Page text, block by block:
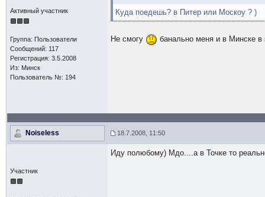
Активный участник
Группа: Пользователи
Сообщений: 117
Регистрация: 3.5.2008
Из: Минск
Пользователь №: 194
Куда поедешь? в Питер или Москоу ? )
Не смогу банально меня и в Минске в
Noiseless 18.7.2008, 11:50
Участник
Иду полюбому) Мдо....а в Точке то